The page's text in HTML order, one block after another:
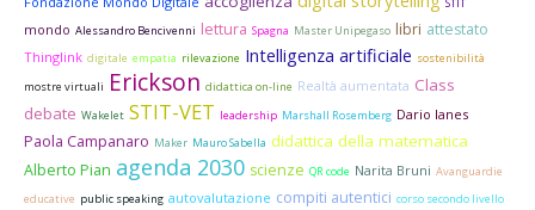
STIT
mondo Alessandro Bencivenni lettura Spagna Master Unipegaso libri attestato
Thinglink digitale empatia rilevazione Intelligenza artificiale sostenibilità
mostre virtuali Erickson didattica on-line Realtà aumentata Class
debate Wakelet STIT-VET leadership Marshall Rosemberg Dario Ianes
Paola Campanaro Maker Mauro Sabella didattica della matematica
Alberto Pian agenda 2030 scienze QR code Narita Bruni Avanguardie
educative public speaking autovalutazione compiti autentici corso secondo livello